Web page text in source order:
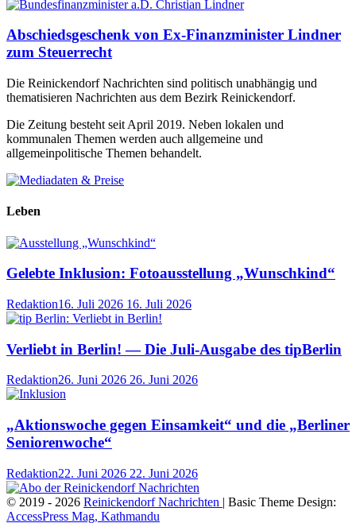
Abschiedsgeschenk von Ex-Finanzminister Lindner
zum Steuerrecht
Die Reinickendorf Nachrichten sind politisch unabhängig und
thematisieren Nachrichten aus dem Bezirk Reinickendorf.
Die Zeitung besteht seit April 2019. Neben lokalen und
kommunalen Themen werden auch allgemeine und
allgemeinpolitische Themen behandelt.
Leben
Gelebte Inklusion: Fotoausstellung „Wunschkind“
Redaktion16. Juli 2026 16. Juli 2026
Verliebt in Berlin! — Die Juli-Ausgabe des tipBerlin
Redaktion26. Juni 2026 26. Juni 2026
„Aktionswoche gegen Einsamkeit“ und die „Berliner
Seniorenwoche“
Redaktion22. Juni 2026 22. Juni 2026
© 2019 - 2026 Reinickendorf Nachrichten | Basic Theme Design:
AccessPress Mag, Kathmandu